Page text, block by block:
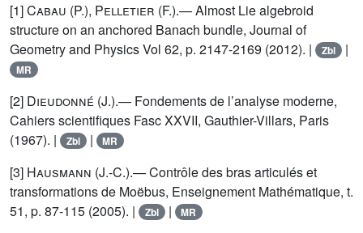
[1] Cabau (P.), Pelletier (F.).— Almost Lie algebroid
structure on an anchored Banach bundle, Journal of
Geometry and Physics Vol 62, p. 2147-2169 (2012). |
Zbl |
MR
[2] Dieudonné (J.).— Fondements de l’analyse moderne,
Cahiers scientifiques Fasc XXVII, Gauthier-Villars, Paris
(1967). |
Zbl | MR
[3] Hausmann (J.-C.).— Contrôle des bras articulés et
transformations de Moëbus, Enseignement Mathématique, t.
51, p. 87-115 (2005). |
Zbl | MR